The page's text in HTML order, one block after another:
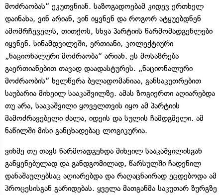
მოძრაობას“ ეკუთვნიან. საზოგადოებამ კიდევ ერთხელ
დაინახა, ვინ არიან, ვინ იყვნენ და როგორ ატყუებდნენ
ამომრჩეველს, თითქოს, სხვა პარტიის წარმომადგენლები
იყვნენ. სინამდვილეში, ერთიანი, კოლექტიური
„ნაციონალური მოძრაობა“ არიან. ეს მოსაზრება
გაერთიანებით თავად დაადასტურეს. „ნაციონალური
მოძრაობის“ ხელწერა ბელადომანიაა, განსაკუთრებით
საუბარია მიხეილ სააკაშვილზე. ამას ზოგიერთი აღიარებდა
თუ არა, სააკაშვილი ყოველთვის იყო ამ პარტიის
მამოძრავებელი ძალა, იდეის და სულის ჩამდგმელი. ამ
ნაწილში მისი განცხადებაც ლოგიკურია.
ვინმე თუ თავს წარმოადგენდა მიხეილ სააკაშვილისგან
განყენებულად და განდგომილად, წარსულში ჩადენილ
დანაშაულებსაც აღიარებდა და რაღაცნაირად ეცდებოდა ამ
პროცესისგან გარიდებას. ყველა მათგანმა საკუთარ ზურგზე